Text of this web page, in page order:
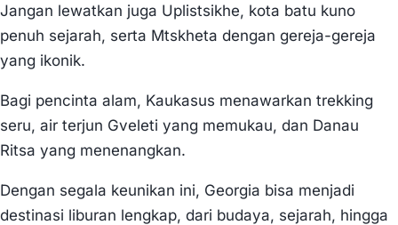
Jangan lewatkan juga Uplistsikhe, kota batu kuno
penuh sejarah, serta Mtskheta dengan gereja-gereja
yang ikonik.
Bagi pencinta alam, Kaukasus menawarkan trekking
seru, air terjun Gveleti yang memukau, dan Danau
Ritsa yang menenangkan.
Dengan segala keunikan ini, Georgia bisa menjadi
destinasi liburan lengkap, dari budaya, sejarah, hingga